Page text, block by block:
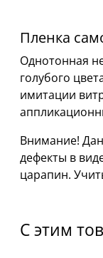
Пленка
Однотонная
голубого
имитации
Внимание!
дефекты в
царапин.
С этим